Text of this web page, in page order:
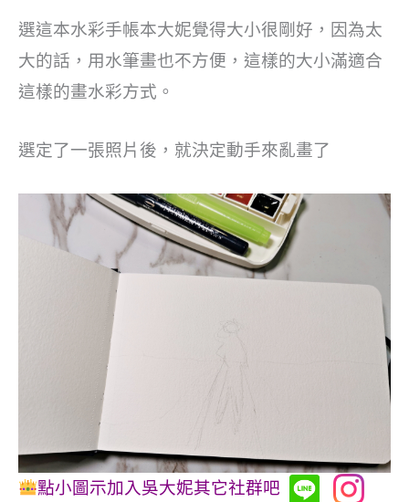
選這本水彩手帳本大妮覺得大小很剛好，因為太
大的話，用水筆畫也不方便，這樣的大小滿適合
這樣的畫水彩方式。
選定了一張照片後，就決定動手來亂畫了
點小圖示加入吳大妮其它社群吧